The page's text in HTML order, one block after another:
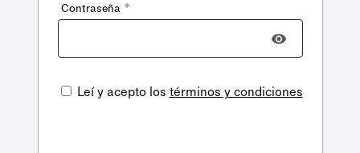
Contraseña *
Leí y acepto los términos y condiciones